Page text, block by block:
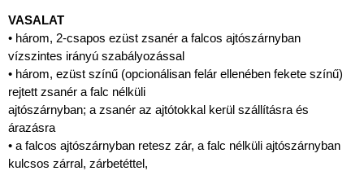
VASALAT
• három, 2-csapos ezüst zsanér a falcos ajtószárnyban
vízszintes irányú szabályozással
• három, ezüst színű (opcionálisan felár ellenében fekete színű)
rejtett zsanér a falc nélküli
ajtószárnyban; a zsanér az ajtótokkal kerül szállításra és
árazásra
• a falcos ajtószárnyban retesz zár, a falc nélküli ajtószárnyban
kulcsos zárral, zárbetéttel,